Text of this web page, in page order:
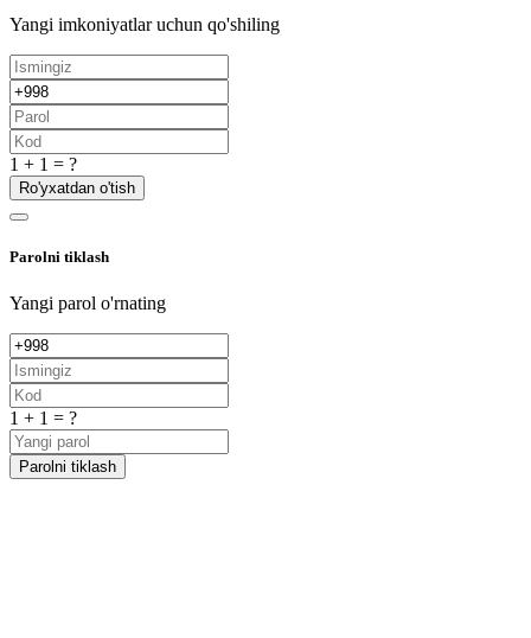
Yangi imkoniyatlar uchun qo'shiling
1 + 1 = ?
Ro'yxatdan o'tish
Parolni tiklash
Yangi parol o'rnating
1 + 1 = ?
Parolni tiklash